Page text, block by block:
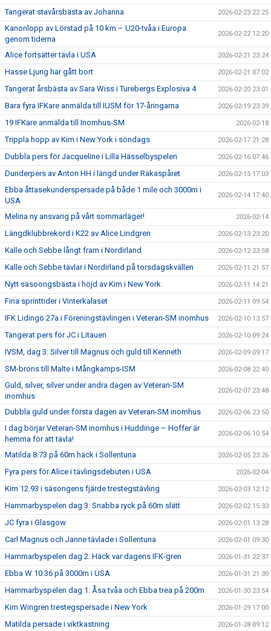
Tangerat stavårsbästa av Johanna 2026-02-23 22:25
Kanonlopp av Lörstad på 10 km – U20-tvåa i Europa
genom tiderna
2026-02-22 12:20
Alice fortsätter tävla i USA 2026-02-21 23:24
Hasse Ljung har gått bort 2026-02-21 07:02
Tangerat årsbästa av Sara Wiss i Turebergs Explosiva 4 2026-02-20 23:01
Bara fyra IFKare anmälda till IUSM för 17-åringarna 2026-02-19 23:39
19 IFKare anmälda till Inomhus-SM 2026-02-18
Trippla hopp av Kim i New York i söndags 2026-02-17 21:28
Dubbla pers för Jacqueline i Lilla Hässelbyspelen 2026-02-16 07:46
Dunderpers av Anton HH i längd under Rakaspåret 2026-02-15 17:03
Ebba åttasekunderspersade på både 1 mile och 3000m i
USA
2026-02-14 17:40
Melina ny ansvarig på vårt sommarläger! 2026-02-14
Längdklubbrekord i K22 av Alice Lindgren 2026-02-13 23:20
Kalle och Sebbe långt fram i Nordirland 2026-02-12 23:58
Kalle och Sebbe tävlar i Nordirland på torsdagskvällen 2026-02-11 21:57
Nytt säsoongsbästa i höjd av Kim i New York. 2026-02-11 14:21
Fina sprinttider i Vinterkalaset 2026-02-11 09:54
IFK Lidingö 27a i Föreningstävlingen i Veteran-SM inomhus 2026-02-10 13:57
Tangerat pers för JC i Litauen 2026-02-10 09:24
IVSM, dag 3: Silver till Magnus och guld till Kenneth 2026-02-09 09:17
SM-brons till Malte i Mångkamps-ISM 2026-02-08 22:40
Guld, silver, silver under andra dagen av Veteran-SM
inomhus
2026-02-07 23:48
Dubbla guld under första dagen av Veteran-SM inomhus 2026-02-06 23:50
I dag börjar Veteran-SM inomhus i Huddinge – Hoffer är
hemma för att tävla!
2026-02-06 10:54
Matilda 8.73 på 60m häck i Sollentuna 2026-02-05 23:26
Fyra pers för Alice i tävlingsdebuten i USA 2026-02-04
Kim 12.93 i säsongens fjärde trestegstävling 2026-02-03 12:12
Hammarbyspelen dag 3: Snabba ryck på 60m slätt 2026-02-02 15:33
JC fyra i Glasgow 2026-02-01 13:28
Carl Magnus och Janne tävlade i Sollentuna 2026-02-01 09:30
Hammarbyspelen dag 2: Häck var dagens IFK-gren 2026-01-31 22:37
Ebba W 10:36 på 3000m i USA 2026-01-31 21:30
Hammarbyspelen dag 1: Åsa tvåa och Ebba trea på 200m 2026-01-30 23:54
Kim Wingren trestegspersade i New York 2026-01-29 17:00
Matilda persade i viktkastning 2026-01-28 09:12